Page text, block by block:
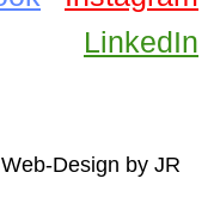
LinkedIn
Design by JR